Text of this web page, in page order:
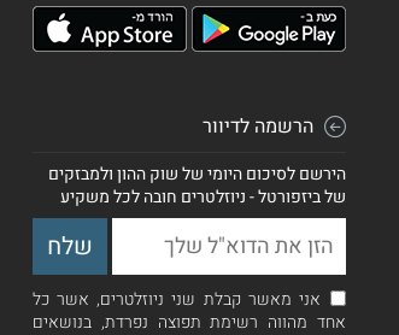
הרשמה לדיוור
הירשם לסיכום היומי של שוק ההון ולמבזקים
של ביזפורטל - ניוזלטרים חובה לכל משקיע
אני מאשר קבלת שני ניוזלטרים, אשר כל
אחד מהווה רשימת תפוצה נפרדת, בנושאים